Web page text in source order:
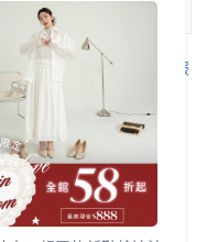
客服
查看全部